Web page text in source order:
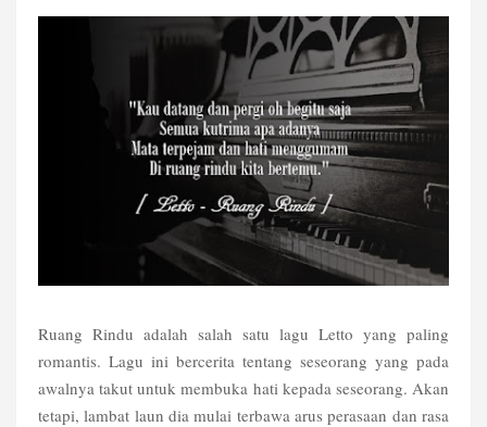
Ruang Rindu adalah salah satu lagu Letto yang paling
romantis. Lagu ini bercerita tentang seseorang yang pada
awalnya takut untuk membuka hati kepada seseorang. Akan
tetapi, lambat laun dia mulai terbawa arus perasaan dan rasa